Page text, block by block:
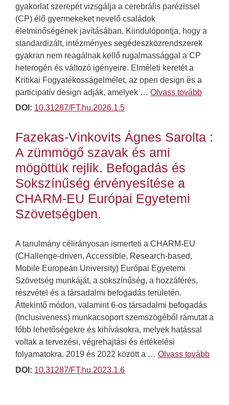
gyakorlat szerepét vizsgálja a cerebrális parézissel
(CP) élő gyermekeket nevelő családok
életminőségének javításában. Kiindulópontja, hogy a
standardizált, intézményes segédeszközrendszerek
gyakran nem reagálnak kellő rugalmassággal a CP
heterogén és változó igényeire. Elméleti keretét a
Kritikai Fogyatékosságelmélet, az open design és a
participatív design adják, amelyek … Olvass tovább
DOI: 10.31287/FT.hu.2026.1.5
Fazekas-Vinkovits Ágnes Sarolta :
A zümmögő szavak és ami
mögöttük rejlik. Befogadás és
Sokszínűség érvényesítése a
CHARM-EU Európai Egyetemi
Szövetségben.
A tanulmány célirányosan ismerteti a CHARM-EU
(CHallenge-driven, Accessible, Research-based,
Mobile European University) Európai Egyetemi
Szövetség munkáját, a sokszínűség, a hozzáférés,
részvétel és a társadalmi befogadás területén.
Áttekintő módon, valamint 6-os társadalmi befogadás
(Inclusiveness) munkacsoport szemszögéből rámutat a
főbb lehetőségekre és kihívásokra, melyek hatással
voltak a tervezési, végrehajtási és értékelési
folyamatokra. 2019 és 2022 között a … Olvass tovább
DOI: 10.31287/FT.hu.2023.1.6